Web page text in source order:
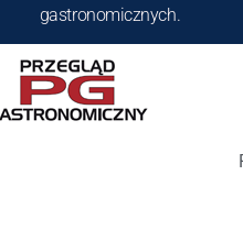
gastronomicznych.